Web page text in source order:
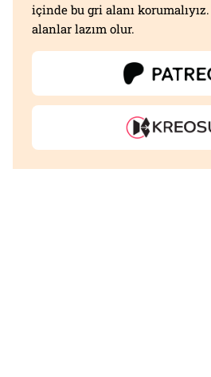
içinde bu gri alanı
alanlar lazım olur.